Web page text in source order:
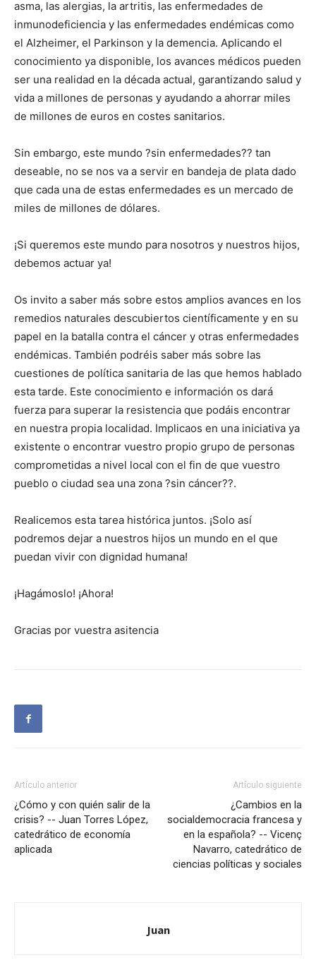
asma, las alergias, la artritis, las enfermedades de
inmunodeficiencia y las enfermedades endémicas como
el Alzheimer, el Parkinson y la demencia. Aplicando el
conocimiento ya disponible, los avances médicos pueden
ser una realidad en la década actual, garantizando salud y
vida a millones de personas y ayudando a ahorrar miles
de millones de euros en costes sanitarios.
Sin embargo, este mundo ?sin enfermedades?? tan
deseable, no se nos va a servir en bandeja de plata dado
que cada una de estas enfermedades es un mercado de
miles de millones de dólares.
¡Si queremos este mundo para nosotros y nuestros hijos,
debemos actuar ya!
Os invito a saber más sobre estos amplios avances en los
remedios naturales descubiertos científicamente y en su
papel en la batalla contra el cáncer y otras enfermedades
endémicas. También podréis saber más sobre las
cuestiones de política sanitaria de las que hemos hablado
esta tarde. Este conocimiento e información os dará
fuerza para superar la resistencia que podáis encontrar
en nuestra propia localidad. Implicaos en una iniciativa ya
existente o encontrar vuestro propio grupo de personas
comprometidas a nivel local con el fin de que vuestro
pueblo o ciudad sea una zona ?sin cáncer??.
Realicemos esta tarea histórica juntos. ¡Solo así
podremos dejar a nuestros hijos un mundo en el que
puedan vivir con dignidad humana!
¡Hagámoslo! ¡Ahora!
Gracias por vuestra asitencia
Artículo anterior
¿Cómo y con quién salir de la
crisis? -- Juan Torres López,
catedrático de economía
aplicada
Artículo siguiente
¿Cambios en la
socialdemocracia francesa y
en la española? -- Vicenç
Navarro, catedrático de
ciencias políticas y sociales
Juan